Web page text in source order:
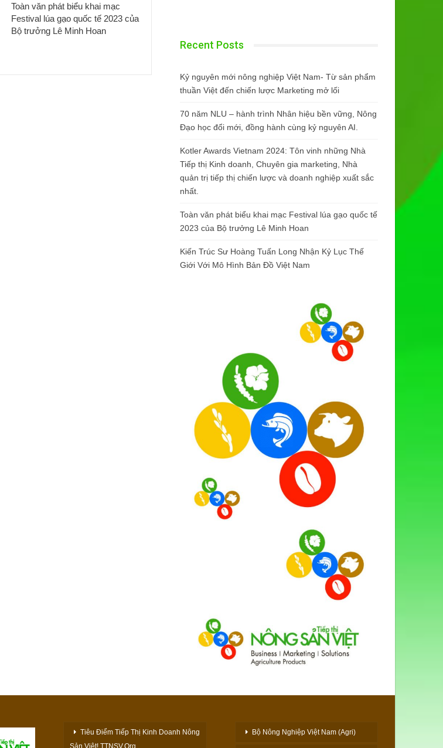
Toàn văn phát biểu khai mạc
Festival lúa gạo quốc tế 2023 của
Bộ trưởng Lê Minh Hoan
Recent Posts
Kỷ nguyên mới nông nghiệp Việt Nam- Từ sản phẩm
thuần Việt đến chiến lược Marketing mở lối
70 năm NLU – hành trình Nhân hiệu bền vững, Nông
Đạo học đổi mới, đồng hành cùng kỷ nguyên AI.
Kotler Awards Vietnam 2024: Tôn vinh những Nhà
Tiếp thị Kinh doanh, Chuyên gia marketing, Nhà
quản trị tiếp thị chiến lược và doanh nghiệp xuất sắc
nhất.
Toàn văn phát biểu khai mạc Festival lúa gạo quốc tế
2023 của Bộ trưởng Lê Minh Hoan
Kiến Trúc Sư Hoàng Tuấn Long Nhận Kỷ Lục Thế
Giới Với Mô Hình Bản Đồ Việt Nam
Tiêu Điểm Tiếp Thị Kinh Doanh Nông
Bộ Nông Nghiệp Việt Nam (Agri)